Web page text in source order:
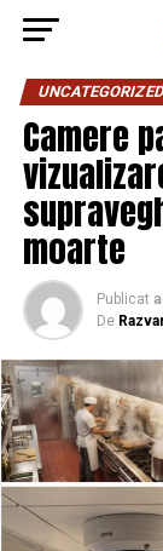
Camere
moarte
Publicat
De